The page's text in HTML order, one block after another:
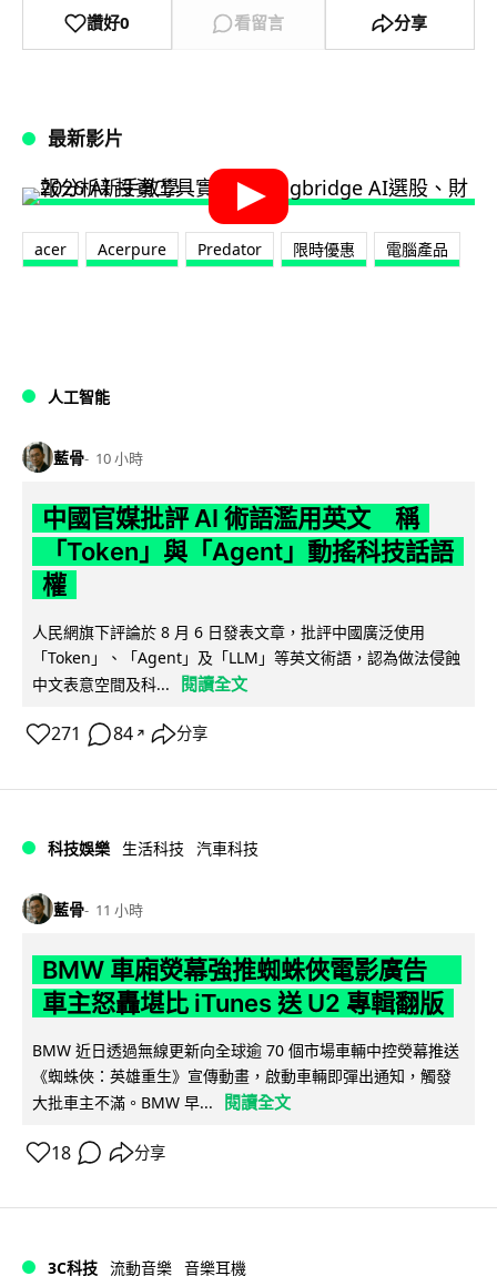
讚好0 看留言 分享
最新影片
acer Acerpure Predator 限時優惠 電腦產品
人工智能
藍骨 10 小時
中國官媒批評 AI 術語濫用英文 稱
「Token」與「Agent」動搖科技話語
權
人民網旗下評論於 8 月 6 日發表文章，批評中國廣泛使用
「Token」、「Agent」及「LLM」等英文術語，認為做法侵蝕
中文表意空間及科...
閱讀全文
271 84 ↗ 分享
科技娛樂 生活科技 汽車科技
藍骨 11 小時
BMW 車廂熒幕強推蜘蛛俠電影廣告
車主怒轟堪比 iTunes 送 U2 專輯翻版
BMW 近日透過無線更新向全球逾 70 個市場車輛中控熒幕推送
《蜘蛛俠：英雄重生》宣傳動畫，啟動車輛即彈出通知，觸發
大批車主不滿。BMW 早...
閱讀全文
18 分享
3C科技 流動音樂 音樂耳機